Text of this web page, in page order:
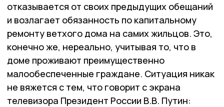
отказывается от своих предыдущих обещаний
и возлагает обязанность по капитальному
ремонту ветхого дома на самих жильцов. Это,
конечно же, нереально, учитывая то, что в
доме проживают преимущественно
малообеспеченные граждане. Ситуация никак
не вяжется с тем, что говорит с экрана
телевизора Президент России В.В. Путин: